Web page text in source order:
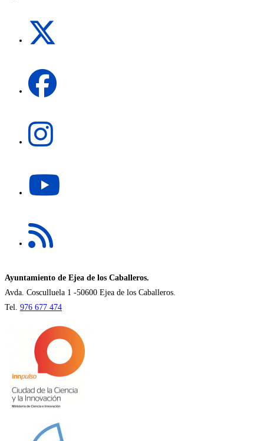
pestaña
abre
abre
nueva
pestaña
en
nueva
pestaña
Ayuntamiento de Ejea de los Caballeros.
Avda. Cosculluela 1 -50600 Ejea de los Caballeros.
Tel. 976 677 474